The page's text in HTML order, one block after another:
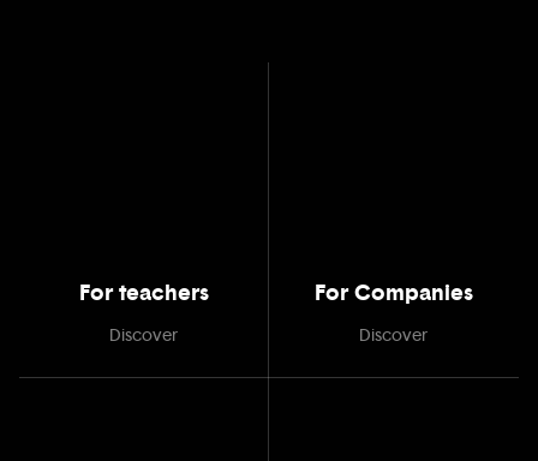
For teachers
Discover
For Companies
Discover